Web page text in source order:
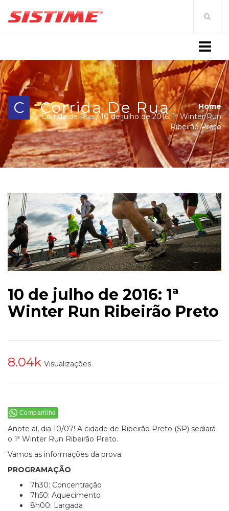
C Corrida De Rua
Home
Corrida de Rua /10 de julho de 2016: 1ª Winter Run
Ribeirão Preto
10 de julho de 2016: 1ª
Winter Run Ribeirão Preto
8.04k Visualizações
Compartilhe
Anote aí, dia 10/07! A cidade de Ribeirão Preto (SP) sediará
o 1ª Winter Run Ribeirão Preto.
Vamos as informações da prova:
PROGRAMAÇÃO
7h30: Concentração
7h50: Aquecimento
8h00: Largada